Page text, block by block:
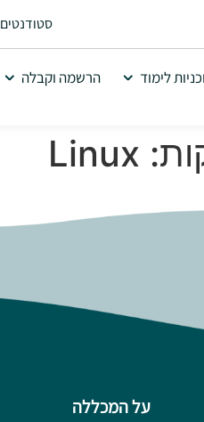
סטודנטים
לימוד הרשמה וקבלה
Linux
על המכללה